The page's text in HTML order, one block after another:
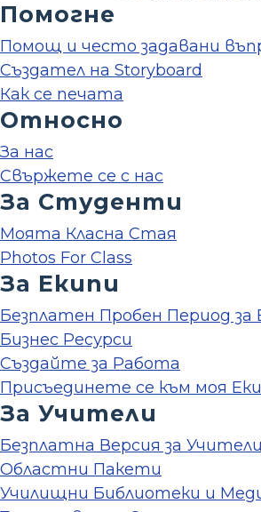
Помогне
Помощ и често задавани
Създател на Storyboard
Как се печата
Относно
За нас
Свържете се с нас
За Студенти
Моята Класна Стая
Photos For Class
За Екипи
Безплатен Пробен Период за
Бизнес Ресурси
Създайте за Работа
Присъединете се към моя
За Учители
Безплатна Версия за Учители
Областни Пакети
Училищни Библиотеки и